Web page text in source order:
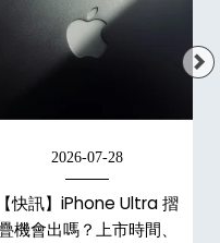
2026-07-28
【快訊】iPhone Ultra 摺
機會出嗎？上市時間、